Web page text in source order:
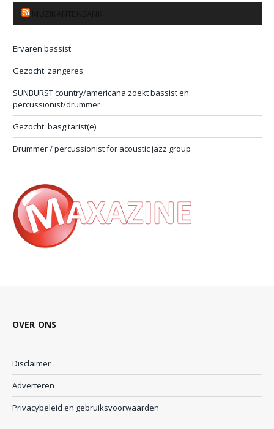
Ervaren bassist
Gezocht: zangeres
SUNBURST country/americana zoekt bassist en
percussionist/drummer
Gezocht: basgitarist(e)
Drummer / percussionist for acoustic jazz group
OVER ONS
Disclaimer
Adverteren
Privacybeleid en gebruiksvoorwaarden